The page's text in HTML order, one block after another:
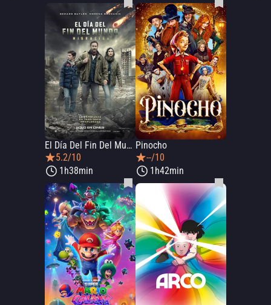
El Día Del Fin Del Mundo: Migración
5.2/10
1h38min
Pinocho
--/10
1h42min